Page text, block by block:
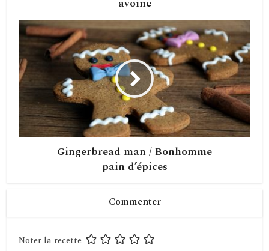
avoine
Gingerbread man / Bonhomme
pain d’épices
Commenter
Noter la recette